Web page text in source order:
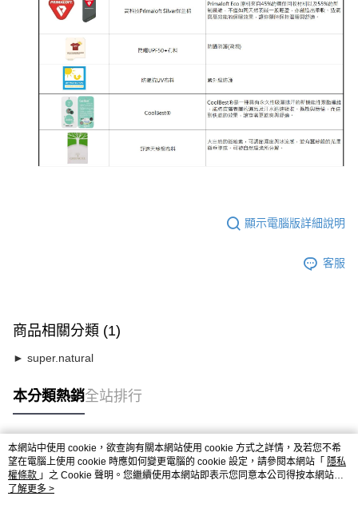
顯示電腦版詳細說明
客服
商品相關分類 (1)
► super.natural
本分類熱銷全站排行
熱門標籤
本網站中使用 cookie，欲查詢有關本網站使用 cookie 方式之詳情，及若您不希
望在電腦上使用 cookie 時應如何變更電腦的 cookie 設定，請參閱本網站「 隱私
權條款 」之 Cookie 聲明。您繼續使用本網站即表示您同意本公司得按本網站使
用條款之 Cookie 聲明使用 cookie。
了解更多 >